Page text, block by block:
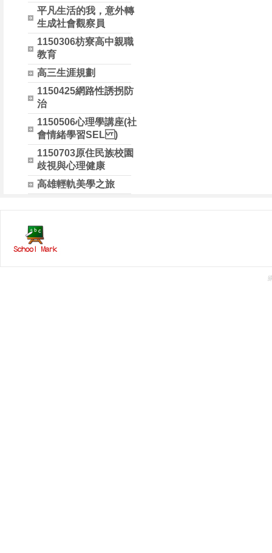
平凡生活的我，意外轉
生成社會觀察員
1150306枋寮高中親職
教育
高三生涯規劃
1150425網路性誘拐防
治
1150506心理學講座(社
會情緒學習SEL )
1150703原住民族校園
歧視與心理健康
高雄輕軌美學之旅